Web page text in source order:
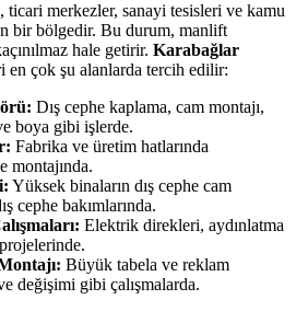
merkezler, sanayi tesisleri ve kamu
bir bölgedir. Bu durum, manlift
hale getirir. Karabağlar
en çok şu alanlarda tercih edilir:
Dış cephe kaplama, cam montajı,
boya gibi işlerde.
Fabrika ve üretim hatlarında
montajında.
Yüksek binaların dış cephe cam
cephe bakımlarında.
Elektrik direkleri, aydınlatma
Büyük tabela ve reklam
değişimi gibi çalışmalarda.